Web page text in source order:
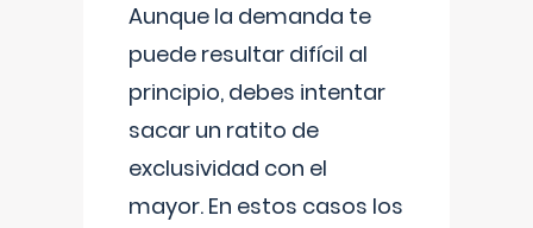
Aunque la demanda te
puede resultar difícil al
principio, debes intentar
sacar un ratito de
exclusividad con el
mayor. En estos casos los